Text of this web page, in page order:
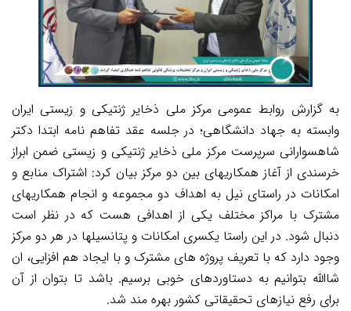
به گزارش روابط عمومی مرکز ملی ذخایر ژنتیکی و زیستی ایران
وابسته به جهاد دانشگاهی؛ در جلسه عقد تفاهم نامه ابتدا دکتر
شاهسوارانی سرپرست مرکز ملی ذخایر ژنتیکی و زیستی ضمن ابراز
خرسندی از آغاز همکاریهای بین دو مرکز بیان کرد: اشتراک منابع و
امکانات در راستای نیل به اهداف دو مجموعه و انجام همکاریهای
مشترک با مراکز مختلف یکی از اهدافی هست که در نظر است
دنبال شود. در این راستا یکسری امکانات و پتانسیلها در هر دو مرکز
وجود دارد که با تعریف پروژه های مشترک و با ایجاد هم افزایی، ان
شاالله بتوانیم به دستاوردهای خوبی برسیم. باشد تا بتوان از آن
برای رفع نیازهای تحقیقاتی کشور بهره مند شد.